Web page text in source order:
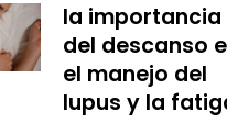
la importancia
del descanso
el manejo del
lupus y la